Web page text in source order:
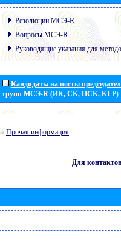
Резолюции МСЭ-R
Вопросы МСЭ-R
Руководящие указания для
Кандидаты на посты
групп МСЭ-R (ИК, СК, ПСК, КГР)
Прочая информация
Для контактов